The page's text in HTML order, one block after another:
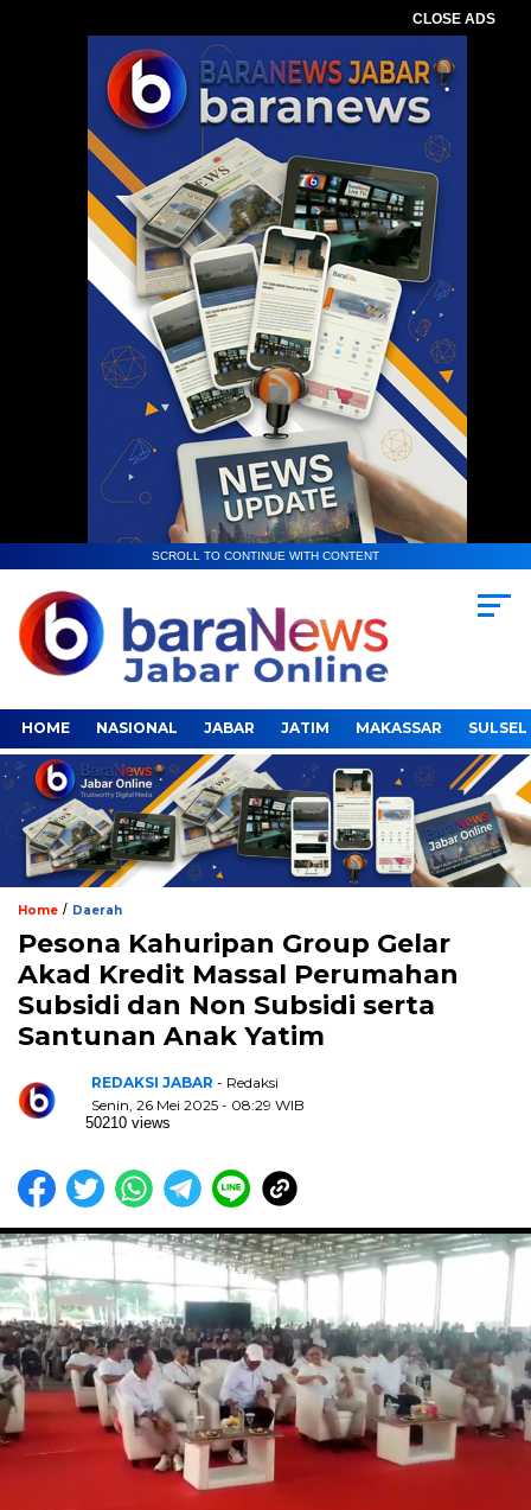
CLOSE ADS
SCROLL TO CONTINUE WITH CONTENT
HOME NASIONAL JABAR JATIM MAKASSAR SULSEL
Home / Daerah
Pesona Kahuripan Group Gelar
Akad Kredit Massal Perumahan
Subsidi dan Non Subsidi serta
Santunan Anak Yatim
REDAKSI JABAR - Redaksi
Senin, 26 Mei 2025 - 08:29 WIB
50210 views